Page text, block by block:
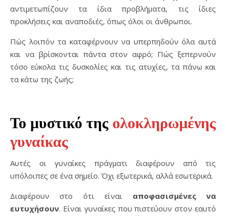
αντιμετωπίζουν τα ίδια προβλήματα, τις ίδιες
προκλήσεις και αναποδιές, όπως όλοι οι άνθρωποι.
Πώς λοιπόν τα καταφέρνουν να υπερπηδούν όλα αυτά
και να βρίσκονται πάντα στον αφρό; Πώς ξεπερνούν
τόσο εύκολα τις δυσκολίες και τις ατυχίες, τα πάνω και
τα κάτω της ζωής;
Το μυστικό της ολοκληρωμένης
γυναίκας
Αυτές οι γυναίκες πράγματι διαφέρουν από τις
υπόλοιπες σε ένα σημείο. Όχι εξωτερικά, αλλά εσωτερικά.
Διαφέρουν στο ότι είναι αποφασισμένες να
ευτυχήσουν. Είναι γυναίκες που πιστεύουν στον εαυτό